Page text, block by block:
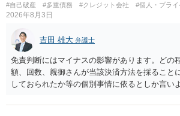
#自己破産 #多重債務 #クレジット会社 #個人・プライ
2026年8月3日
吉田 雄大 弁護士
免責判断にはマイナスの影響があります。どの
額、回数、親御さんが当該決済方法を採ること
しておられたか等の個別事情に依るとしか言い
なって相談し、善後策を考えることをお勧めし